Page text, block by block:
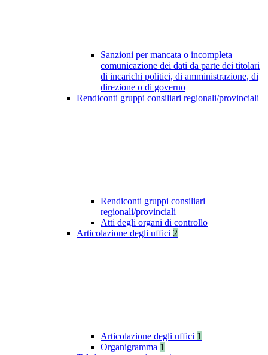
Sanzioni per mancata o incompleta
comunicazione dei dati da parte dei titolari
di incarichi politici, di amministrazione, di
direzione o di governo
Rendiconti gruppi consiliari regionali/provinciali
Rendiconti gruppi consiliari
regionali/provinciali
Atti degli organi di controllo
Articolazione degli uffici 2
Articolazione degli uffici 1
Organigramma 1